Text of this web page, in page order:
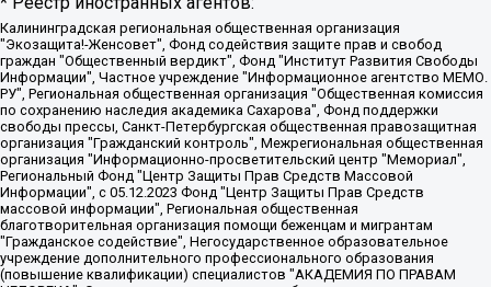
Калининградская региональная общественная организация "Экозащита!-Женсовет", Фонд содействия защите прав и свобод граждан "Общественный вердикт", Фонд "Институт Развития Свободы Информации", Частное учреждение "Информационное агентство МЕМО. РУ", Региональная общественная организация "Общественная комиссия по сохранению наследия академика Сахарова", Фонд поддержки свободы прессы, Санкт-Петербургская общественная правозащитная организация "Гражданский контроль", Межрегиональная общественная организация "Информационно-просветительский центр "Мемориал", Региональный Фонд "Центр Защиты Прав Средств Массовой Информации", с 05.12.2023 Фонд "Центр Защиты Прав Средств массовой информации", Региональная общественная благотворительная организация помощи беженцам и мигрантам "Гражданское содействие", Негосударственное образовательное учреждение дополнительного профессионального образования (повышение квалификации) специалистов "АКАДЕМИЯ ПО ПРАВАМ ЧЕЛОВЕКА", Свердловская региональная общественная организация "Сутяжник", Автономная некоммерческая организация "Центр независимых социологических исследований", Союз общественных объединений "Российский исследовательский центр по правам человека", Региональное общественное учреждение научно-информационный центр "МЕМОРИАЛ", Некоммерческая организация "Фонд защиты гласности", Автономная некоммерческая организация "Институт прав человека", Городская общественная организация "Екатеринбургское общество "МЕМОРИАЛ", Городская общественная организация "Рязанское историко-просветительское и правозащитное общество "Мемориал" (Рязанский Мемориал), Челябинский региональный орган общественной самодеятельности – женское общественное объединение "Женщины Евразии", Челябинский региональный орган общественной самодеятельности "Уральская правозащитная группа", Фонд содействия защите здоровья и социальной справедливости имени Андрея Рылькова, Автономная Некоммерческая Организация "Аналитический Центр Юрия Левады", Автономная некоммерческая организация социальной поддержки населения "Проект Апрель", Региональная общественная организация помощи женщинам и детям, находящимся в кризисной ситуации "Информационно-методический центр "Анна", Фонд содействия развитию массовых коммуникаций и правовому просвещению "Так-так-Так", Фонд содействия устойчивому развитию "Серебряная тайга", Свердловский региональный общественный фонд социальных проектов "Новое время", "Idel.Реалии", Кавказ.Реалии, Крым.Реалии, Телеканал Настоящее Время, Татаро-башкирская служба Радио Свобода (Azatliq Radiosi), Радио Свободная Европа/Радио Свобода (PCE/PC), "Сибирь.Реалии", "Фактограф", Благотворительный фонд помощи осужденным и их семьям, Автономная некоммерческая организация "Институт глобализации и социальных движений", Фонд "В защиту прав заключенных", Частное учреждение "Центр поддержки и содействия развитию средств массовой информации", Пензенский региональный общественный благотворительный фонд "Гражданский союз", "Север.Реалии", Некоммерческая организация Фонд "Правовая инициатива", Общество с ограниченной ответственностью "Радио Свободная Европа/Радио Свобода", Чешское информационное агентство "MEDIUM-ORIENT", Красноярская региональная общественная организация "Мы против СПИДа", Камалягин Денис Николаевич, Маркелов Сергей Евгеньевич, Пономарев Лев Александрович, Савицкая Людмила Алексеевна, Автономная некоммерческая организация "Центр по работе с проблемой насилия "НАСИЛИЮ.НЕТ", Межрегиональный профессиональный союз работников здравоохранения "Альянс врачей", Юридическое лицо, зарегистрированное в Латвийской Республике, SIA "Medusa Project" (регистрационный номер 40103797863, дата регистрации 10.06.2014), Некоммерческая организация "Фонд по борьбе с коррупцией", Автономная некоммерческая организация "Институт права и публичной политики", Баданин Роман Сергеевич, Гликин Максим Александрович, Железнова Мария Михайловна, Лукьянова Юлия Сергеевна, Маетная Елизавета Витальевна, Маняхин Петр Борисович, Чуракова Ольга Владимировна, Ярош Юлия Петровна, Юридическое лицо "The Insider SIA", зарегистрированное в Риге, Латвийская Республика (дата регистрации 26.06.2015), являющееся администратором доменного имени интернет-издания "The Insider SIA", https://theins.ru, Постернак Алексей Евгеньевич, Рубин Михаил Аркадьевич, Анин Роман Александрович, Юридическое лицо Istories fonds, зарегистрированное в Латвийской Республике (регистрационный номер 50008295751, дата регистрации 24.02.2020), Великовский Дмитрий Александрович, Долинина Ирина Николаевна, Мароховская Алеся Алексеевна, Шлейнов Роман Юрьевич, Шмагун Олеся Валентиновна, Общество с ограниченной ответственностью "Альтаир 2021", Общество с ограниченной ответственностью "Вега 2021", Общество с ограниченной ответственностью "Главный редактор 2021", Общество с ограниченной ответственностью "Ромашки монолит", Важенков Артем Валерьевич, Ивановская областная общественная организация "Центр гендерных исследований", Гурман Юрий Альбертович, Медиапроект "ОВД-Инфо", Егоров Владимир Владимирович, Жилинский Владимир Александрович, Общество с ограниченной ответственностью "ЗП", Иванова София Юрьевна, Карезина Инна Павловна, Кильтау Екатерина Викторовна, Петров Алексей Викторович, Пискунов Сергей Евгеньевич, Смирнов Сергей Сергеевич, Тихонов Михаил Сергеевич, Общество с ограниченной ответственностью "ЖУРНАЛИСТ-ИНОСТРАННЫЙ АГЕНТ", Арапова Галина Юрьевна, Вольтская Татьяна Анатольевна, Американская компания "Mason G.E.S. Anonymous Foundation" (США), являющаяся владельцем интернет-издания https://mnews.world/, Компания "Stichting Bellingcat", зарегистрированная в Нидерландах (дата регистрации 11.07.2018), Захаров Андрей Вячеславович, Клепиковская Екатерина Дмитриевна, Общество с ограниченной ответственностью "МЕМО", Перл Роман Александрович, Симонов Евгений Алексеевич, Соловьева Елена Анатольевна, Сотников Даниил Владимирович, Сурначева Елизавета Дмитриевна, Автономная некоммерческая организация по защите прав человека и информированию населения "Якутия – Наше Мнение", Общество с ограниченной ответственностью "Москоу диджитал медиа", с 26.01.2023 Общество с ограниченной ответственностью "Чайка Белые сады", Ветошкина Валерия Валерьевна, Заговора Максим Александрович, Межрегиональное общественное движение "Российская ЛГБТ - сеть", Оленичев Максим Владимирович, Павлов Иван Юрьевич, Скворцова Елена Сергеевна, Общество с ограниченной ответственностью "Как бы инагент", Кочетков Игорь Викторович, Общество с ограниченной ответственностью "Честные выборы", Еланчик Олег Александрович, Общество с ограниченной ответственностью "Нобелевский призыв", Гималова Регина Эмилевна, Григорьев Андрей Валерьевич, Григорьева Алина Александровна, Ассоциация по содействию защите прав призывников, альтернативнослужащих и военнослужащих "Правозащитная группа "Гражданин.Армия.Право", Хисамова Регина Фаритовна, Автономная некоммерческая организация по реализации социально-правовых программ "Лилит", Дальневосточное общественное движение "Маяк", Санкт-Петербургская ЛГБТ-инициативная группа "Выход", Инициативная группа ЛГБТ+ "Реверс", Алексеев Андрей Викторович, Бекбулатова Таисия Львовна, Беляев Иван Михайлович, Владыкина Елена Сергеевна, Гельман Марат Александрович, Никульшина Вероника Юрьевна, Толоконникова Надежда Андреевна, Шендерович Виктор Анатольевич, Общество с ограниченной ответственностью "Данное сообщение", Общество с ограниченной ответственностью Издательский дом "Новая глава", Айнбиндер Александра Александровна, Московский комьюнити-центр для ЛГБТ+инициатив, Благотворительный фонд развития филантропии, Deutsche Welle (Германия, Kurt-Schumacher-Strasse 3, 53113 Bonn), Борзунова Мария Михайловна, Воробьев Виктор Викторович, Голубева Анна Львовна, Константинова Алла Михайловна, Малкова Ирина Владимировна, Мурадов Мурад Абдулгалимович, Осетинская Елизавета Николаевна, Понасенков Евгений Николаевич, Ганапольский Матвей Юрьевич, Киселев Евгений Алексеевич, Борухович Ирина Григорьевна, Дремин Иван Тимофеевич, Дубровский Дмитрий Викторович, Красноярская региональная общественная организация поддержки и развития альтернативных образовательных технологий и межкультурных коммуникаций "ИНТЕРРА", Маяковская Екатерина Алексеевна, Фейгин Марк Захарович, Филимонов Андрей Викторович, Дзугкоева Регина Николаевна, Доброхотов Роман Александрович, Дудь Юрий Александрович, Елкин Сергей Владимирович, Кругликов Кирилл Игоревич, Сабунаева Мария Леонидовна, Семенов Алексей Владимирович, Шаинян Карен Багратович, Шульман Екатерина Михайловна, Асафьев Артур Валерьевич, Вахштайн Виктор Семенович, Венедиктов Алексей Алексеевич, Лушникова Екатерина Евгеньевна, Волков Леонид Михайлович, Невзоров Александр Глебович, Пархоменко Сергей Борисович, Сироткин Ярослав Николаевич, Кара-Мурза Владимир Владимирович, Баранова Наталья Владимировна, Гозман Леонид Яковлевич, Кагарлицкий Борис Юльевич, Климарев Михаил Валерьевич, Милов Владимир Станиславович, Автономная некоммерческая организация Краснодарский центр современного искусства "Типография", Моргенштерн Алишер Тагирович, Соболь Любовь Эдуардовна, Общество с ограниченной ответственностью "ЛИЗА НОРМ", Каспаров Гарри Кимович, Ходорковский Михаил Борисович, Общество с ограниченной ответственностью "Апрельские тезисы", Данилович Ирина Брониславовна, Кашин Олег Владимирович, Петров Николай Владимирович, Пивоваров Алексей Владимирович, Соколов Михаил Владимирович, Цветкова Юлия Владимировна, Чичваркин Евгений Александрович, Комитет против пыток/Команда против пыток, Общество с ограниченной ответственностью "Первый научный", Общество с ограниченной ответственностью "Вертолет и ко", Белоцерковская Вероника Борисовна, Кац Максим Евгеньевич, Лазарева Татьяна Юрьевна, Шаведдинов Руслан Табризович, Яшин Илья Валерьевич, Общество с ограниченной ответственностью "Иноагент ААВ", Алешковский Дмитрий Петрович, Альбац Евгения Марковна, Быков Дмитрий Львович, Галямина Юлия Евгеньевна, Лойко Сергей Леонидович, Мартынов Кирилл Константинович, Медведев Сергей Александрович, Крашенинников Федор Геннадиевич, Гордеева Катерина Вл